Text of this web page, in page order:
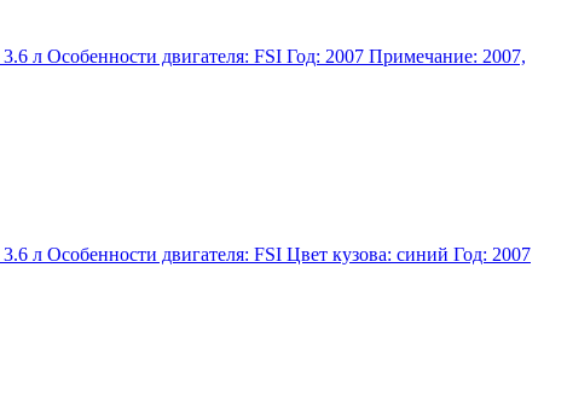
л Особенности двигателя: FSI Год: 2007 Примечание: 2007,
л Особенности двигателя: FSI Цвет кузова: синий Год: 2007